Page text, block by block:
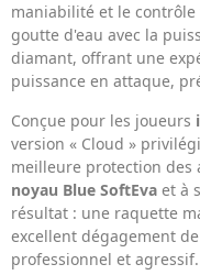
maniabilité et le
goutte d'eau avec la
diamant, offrant une
puissance en attaque,
Conçue pour les joueurs
version « Cloud »
meilleure protection des
noyau Blue SoftEva et à
résultat : une raquette
excellent dégagement
professionnel et agressif.